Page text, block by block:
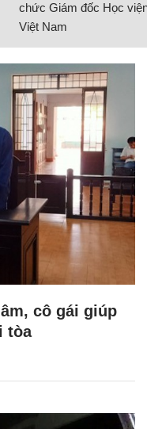
chức Giám đốc Học
Việt Nam
cô gái giúp
tòa